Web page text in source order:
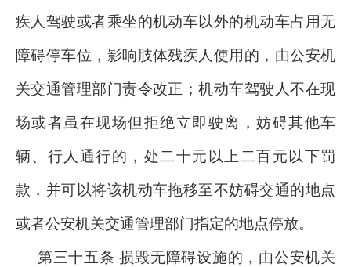
疾人驾驶或者乘坐的机动车以外的机动车占用无
障碍停车位，影响肢体残疾人使用的，由公安机
关交通管理部门责令改正；机动车驾驶人不在现
场或者虽在现场但拒绝立即驶离，妨碍其他车
辆、行人通行的，处二十元以上二百元以下罚
款，并可以将该机动车拖移至不妨碍交通的地点
或者公安机关交通管理部门指定的地点停放。
第三十五条 损毁无障碍设施的，由公安机关